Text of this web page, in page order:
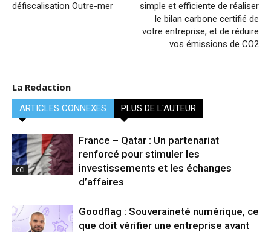
défiscalisation Outre-mer
simple et efficiente de réaliser
le bilan carbone certifié de
votre entreprise, et de réduire
vos émissions de CO2
La Redaction
ARTICLES CONNEXES PLUS DE L'AUTEUR
CCI
France – Qatar : Un partenariat
renforcé pour stimuler les
investissements et les échanges
d’affaires
Goodflag : Souveraineté numérique, ce
que doit vérifier une entreprise avant